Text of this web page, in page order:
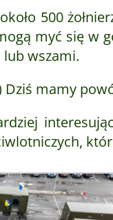
500
myć się
lub wszami.
mamy